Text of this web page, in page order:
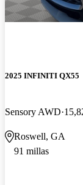
2025 INFINITI QX55
Sensory AWD
Roswell, GA
91 millas